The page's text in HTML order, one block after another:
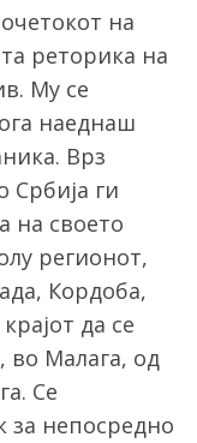
на
реторика на
Му се
наеднаш
Врз
Србија ги
на своето
регионот,
Кордоба,
да се
во Малага, од
Се
за непосредно